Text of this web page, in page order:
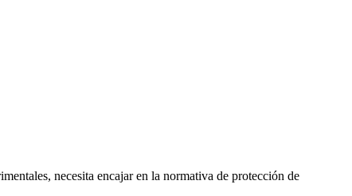
necesita encajar en la normativa de protección de